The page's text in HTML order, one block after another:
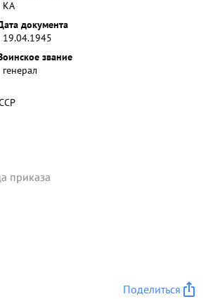
КА
документа
19.04.1945
звание
генерал
приказа
Поделиться